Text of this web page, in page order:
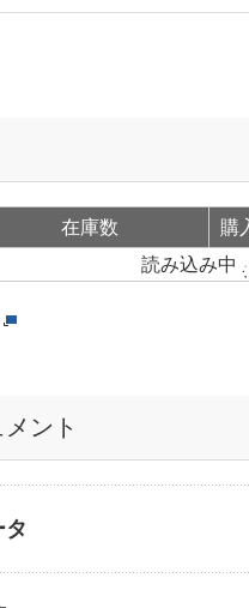
在庫数
購
読み込み中
ント